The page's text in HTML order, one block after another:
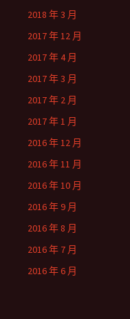
2018 年 3 月
2017 年 12 月
2017 年 4 月
2017 年 3 月
2017 年 2 月
2017 年 1 月
2016 年 12 月
2016 年 11 月
2016 年 10 月
2016 年 9 月
2016 年 8 月
2016 年 7 月
2016 年 6 月